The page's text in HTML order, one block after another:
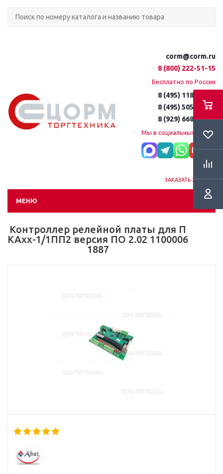
corm@corm.ru
8 (800) 222-51-15
Бесплатно по России
8 (495) 118-61-16
8 (495) 505-51-15
8 (929) 668-95-35
Мы в социальных сетях:
ЗАКАЗАТЬ ЗВОНОК
МЕНЮ
Контроллер релейной платы для П
КАхх-1/1ПП2 версия ПО 2.02 1100006
1887